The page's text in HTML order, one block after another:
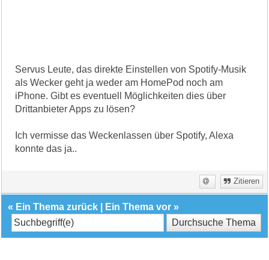
Servus Leute, das direkte Einstellen von Spotify-Musik
als Wecker geht ja weder am HomePod noch am
iPhone. Gibt es eventuell Möglichkeiten dies über
Drittanbieter Apps zu lösen?
Ich vermisse das Weckenlassen über Spotify, Alexa
konnte das ja..
Zitieren
« Ein Thema zurück Ein Thema vor »